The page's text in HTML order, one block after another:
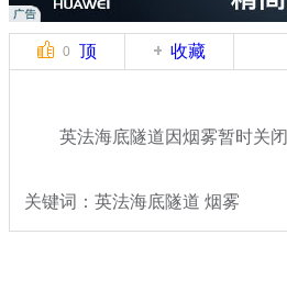
0 顶 收藏
英法海底隧道因烟雾暂时关闭
关键词：英法海底隧道 烟雾